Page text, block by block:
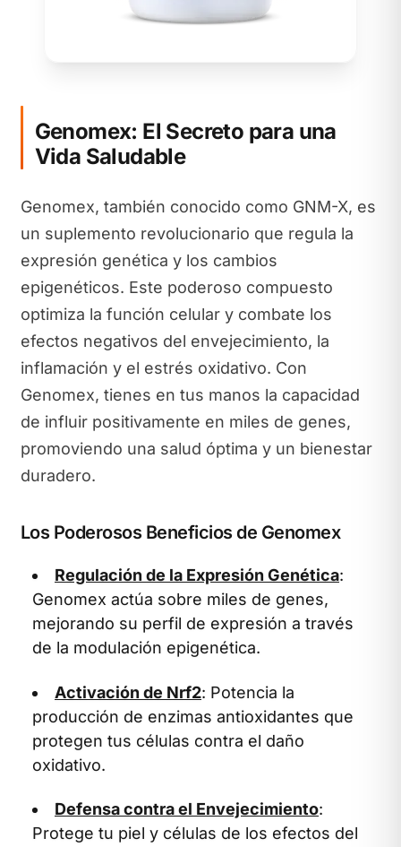
Genomex: El Secreto para una
Vida Saludable
Genomex, también conocido como GNM-X, es
un suplemento revolucionario que regula la
expresión genética y los cambios
epigenéticos. Este poderoso compuesto
optimiza la función celular y combate los
efectos negativos del envejecimiento, la
inflamación y el estrés oxidativo. Con
Genomex, tienes en tus manos la capacidad
de influir positivamente en miles de genes,
promoviendo una salud óptima y un bienestar
duradero.
Los Poderosos Beneficios de Genomex
Regulación de la Expresión Genética:
Genomex actúa sobre miles de genes,
mejorando su perfil de expresión a través
de la modulación epigenética.
Activación de Nrf2: Potencia la
producción de enzimas antioxidantes que
protegen tus células contra el daño
oxidativo.
Defensa contra el Envejecimiento:
Protege tu piel y células de los efectos del